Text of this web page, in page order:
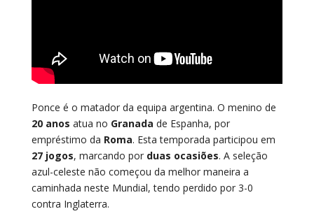
Ponce é o matador da equipa argentina. O menino de
20 anos atua no Granada de Espanha, por
empréstimo da Roma. Esta temporada participou em
27 jogos, marcando por duas ocasiões. A seleção
azul-celeste não começou da melhor maneira a
caminhada neste Mundial, tendo perdido por 3-0
contra Inglaterra.